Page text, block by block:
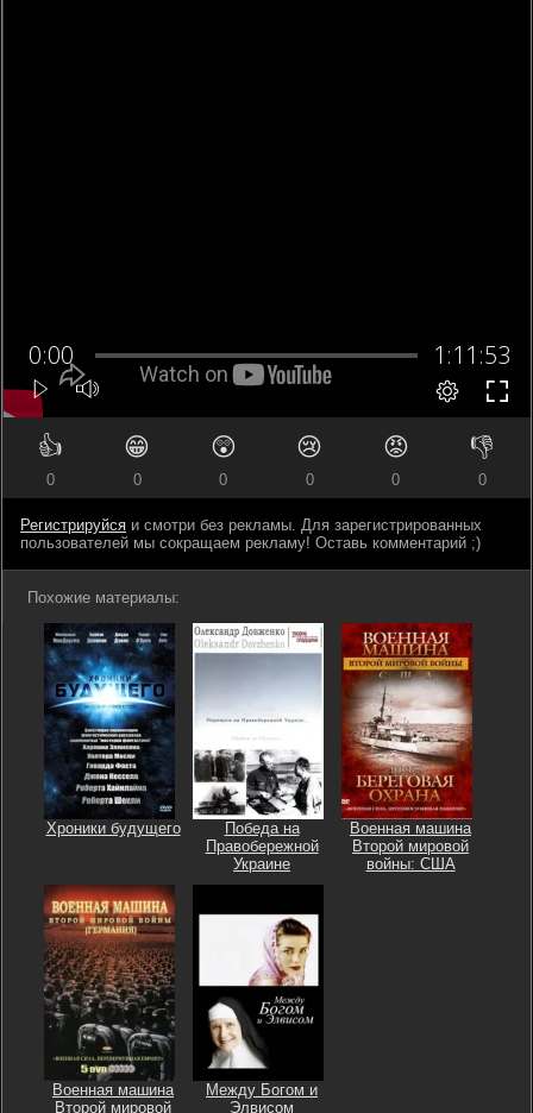
👍
0
😁
0
😲
0
😢
0
😡
0
👎
0
Регистрируйся и смотри без рекламы. Для зарегистрированных
пользователей мы сокращаем рекламу! Оставь комментарий ;)
Похожие материалы:
Хроники будущего
Победа на
Правобережной
Украине
Военная машина
Второй мировой
войны: США
Военная машина
Второй мировой
Между Богом и
Элвисом